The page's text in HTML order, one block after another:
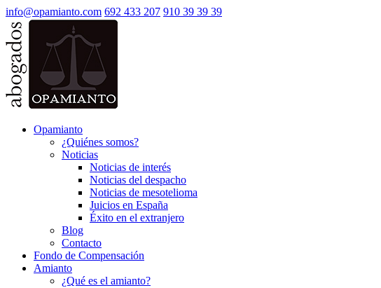
info@opamianto.com 692 433 207 910 39 39 39
Opamianto
¿Quiénes somos?
Noticias
Noticias de interés
Noticias del despacho
Noticias de mesotelioma
Juicios en España
Éxito en el extranjero
Blog
Contacto
Fondo de Compensación
Amianto
¿Qué es el amianto?